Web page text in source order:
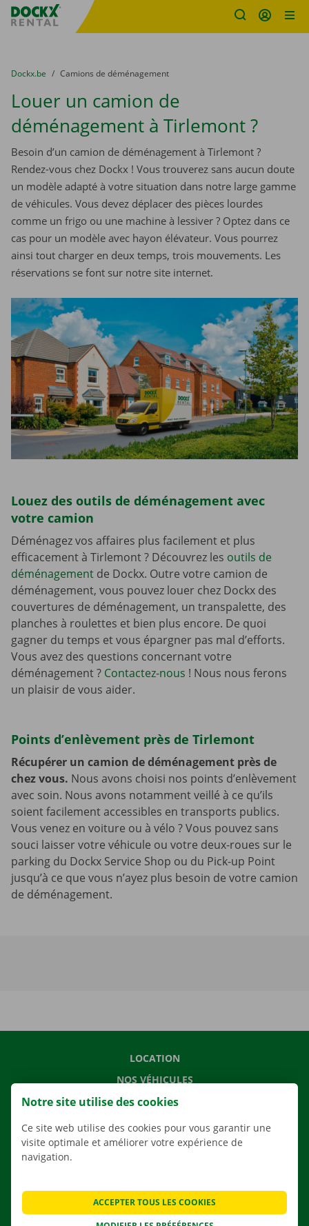
sitename
You are here:
du
Dockx.be to
Camions de déménagement
Louer un camion de
déménagement à Tirlemont ?
Besoin d’un camion de déménagement à Tirlemont ?
Rendez-vous chez Dockx ! Vous trouverez sans aucun doute
un modèle adapté à votre situation dans notre large gamme
de véhicules. Vous devez déplacer des pièces lourdes
comme un frigo ou une machine à lessiver ? Optez dans ce
cas pour un modèle avec hayon élévateur. Vous pourrez
ainsi tout charger en deux temps, trois mouvements. Les
réservations se font sur notre site internet.
Louez des outils de déménagement avec
votre camion
Déménagez vos affaires plus facilement et plus
efficacement à Tirlemont ? Découvrez les outils de
déménagement de Dockx. Outre votre camion de
déménagement, vous pouvez louer chez Dockx des
couvertures de déménagement, un transpalette, des
planches à roulettes et bien plus encore. De quoi
gagner du temps et vous épargner pas mal d’efforts.
Vous avez des questions concernant votre
déménagement ? Contactez-nous ! Nous nous ferons
un plaisir de vous aider.
Points d’enlèvement près de Tirlemont
Récupérer un camion de déménagement près de
chez vous. Nous avons choisi nos points d’enlèvement
avec soin. Nous avons notamment veillé à ce qu’ils
soient facilement accessibles en transports publics.
Vous venez en voiture ou à vélo ? Vous pouvez sans
souci laisser votre véhicule ou votre deux-roues sur le
parking du Dockx Service Shop ou du Pick-up Point
jusqu’à ce que vous n’ayez plus besoin de votre camion
de déménagement.
LOCATION
NOS VÉHICULES
NOS SERVICES
AGENCES
APPLI
Notre site utilise des cookies
Ce site web utilise des cookies pour vous garantir une
visite optimale et améliorer votre expérience de
navigation.
ACCEPTER TOUS LES COOKIES